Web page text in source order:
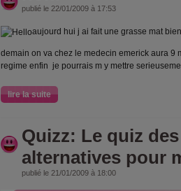
publié le 22/01/2009 à 17:53
aujourd hui j ai fait une grasse mat
demain on va chez le medecin emerick aura 9
regime enfin je pourrais m y mettre
lire la suite
Quizz: Le quiz
alternatives pour
publié le 21/01/2009 à 18:00